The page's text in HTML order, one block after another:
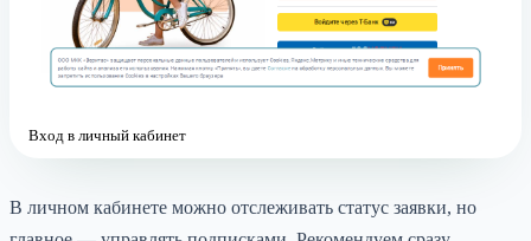
Вход в личный кабинет
В личном кабинете можно отслеживать статус заявки, но